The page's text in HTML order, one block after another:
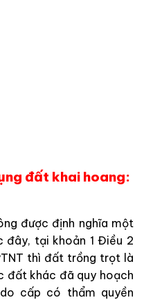
đất khai hoang:
được định nghĩa một
đây, tại khoản 1 Điều 2
thì đất trồng trọt là
đất khác đã quy hoạch
cấp có thẩm quyền